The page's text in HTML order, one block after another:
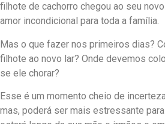
filhote de cachorro chegou ao seu
amor incondicional para toda a família.
Mas o que fazer nos primeiros dias?
filhote ao novo lar? Onde devemos
se ele chorar?
Esse é um momento cheio de
mas, poderá ser mais estressante